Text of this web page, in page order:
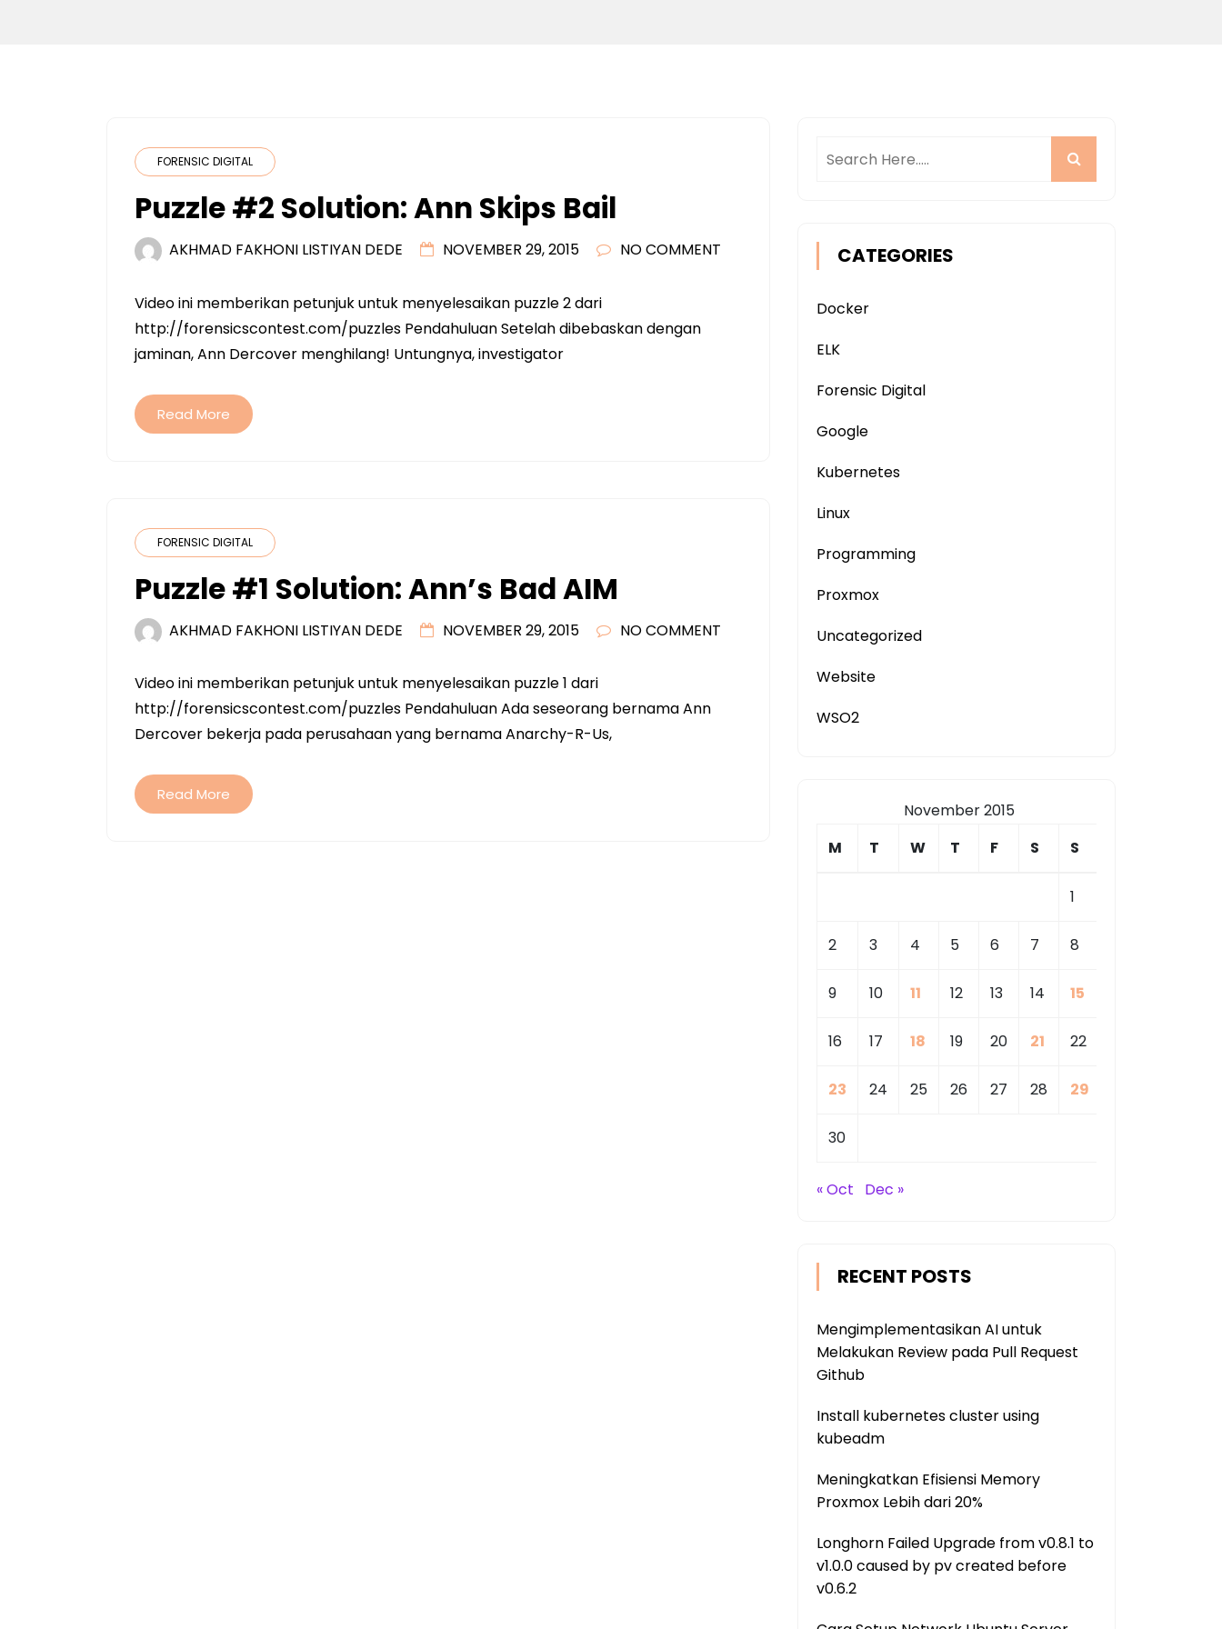
FORENSIC DIGITAL
Puzzle #2 Solution: Ann Skips Bail
AKHMAD FAKHONI LISTIYAN DEDE NOVEMBER 29, 2015 NO COMMENT
Video ini memberikan petunjuk untuk menyelesaikan puzzle 2 dari
http://forensicscontest.com/puzzles Pendahuluan Setelah dibebaskan dengan
jaminan, Ann Dercover menghilang! Untungnya, investigator
Read More
FORENSIC DIGITAL
Puzzle #1 Solution: Ann’s Bad AIM
AKHMAD FAKHONI LISTIYAN DEDE NOVEMBER 29, 2015 NO COMMENT
Video ini memberikan petunjuk untuk menyelesaikan puzzle 1 dari
http://forensicscontest.com/puzzles Pendahuluan Ada seseorang bernama Ann
Dercover bekerja pada perusahaan yang bernama Anarchy-R-Us,
Read More
CATEGORIES
Docker
ELK
Forensic Digital
Google
Kubernetes
Linux
Programming
Proxmox
Uncategorized
Website
WSO2
November 2015
M
T W T F S S
1
2 3 4 5 6 7 8
9 10 11 12 13 14 15
16 17 18 19 20 21 22
23 24 25 26 27 28 29
30
« Oct Dec »
RECENT POSTS
Mengimplementasikan AI untuk
Melakukan Review pada Pull Request
Github
Install kubernetes cluster using
kubeadm
Meningkatkan Efisiensi Memory
Proxmox Lebih dari 20%
Longhorn Failed Upgrade from v0.8.1 to
v1.0.0 caused by pv created before
v0.6.2